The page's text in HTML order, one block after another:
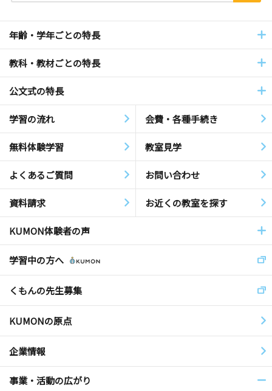
年齢・学年ごとの特長
教科・教材ごとの特長
公文式の特長
学習の流れ 会費・各種手続き
無料体験学習 教室見学
よくあるご質問 お問い合わせ
資料請求 お近くの教室を探す
KUMON体験者の声
学習中の方へ
くもんの先生募集
KUMONの原点
企業情報
事業・活動の広がり